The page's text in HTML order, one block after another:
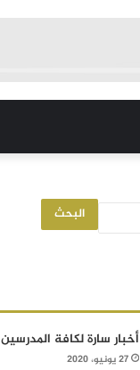
البحث
أخبار سارة لكافة المدرسين
27 يونيو، 2020